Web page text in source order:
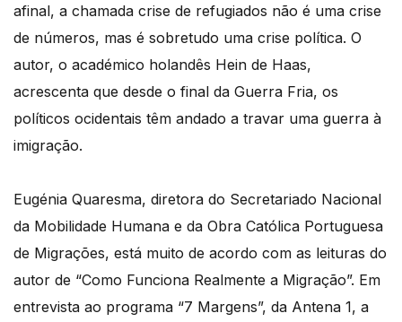
afinal, a chamada crise de refugiados não é uma crise
de números, mas é sobretudo uma crise política. O
autor, o académico holandês Hein de Haas,
acrescenta que desde o final da Guerra Fria, os
políticos ocidentais têm andado a travar uma guerra à
imigração.
Eugénia Quaresma, diretora do Secretariado Nacional
da Mobilidade Humana e da Obra Católica Portuguesa
de Migrações, está muito de acordo com as leituras do
autor de “Como Funciona Realmente a Migração”. Em
entrevista ao programa “7 Margens”, da Antena 1, a